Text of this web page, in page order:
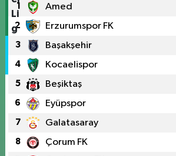
1 Amed
2 Erzurumspor FK
3 Başakşehir
4 Kocaelispor
5 Beşiktaş
6 Eyüpspor
7 Galatasaray
8 Çorum FK